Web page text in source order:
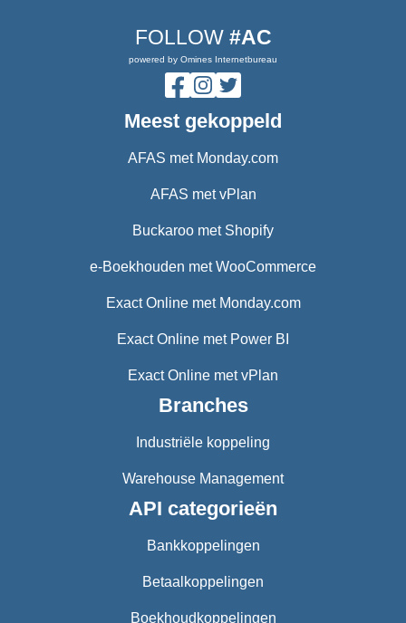
FOLLOW #AC
powered by Omines Internetbureau
Meest gekoppeld
AFAS met Monday.com
AFAS met vPlan
Buckaroo met Shopify
e-Boekhouden met WooCommerce
Exact Online met Monday.com
Exact Online met Power BI
Exact Online met vPlan
Branches
Industriële koppeling
Warehouse Management
API categorieën
Bankkoppelingen
Betaalkoppelingen
Boekhoudkoppelingen